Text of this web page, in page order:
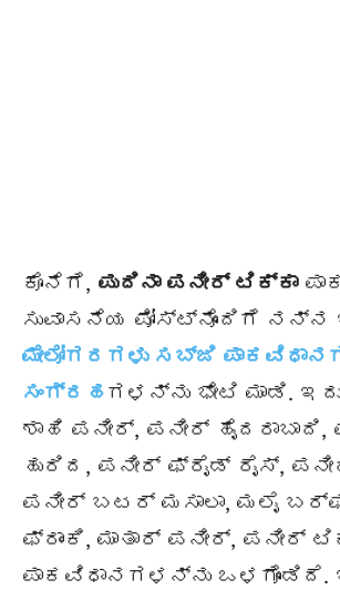
ಕೊನೆಗೆ, ಪುದಿನಾ ಪನೀರ್ ಟಿಕ್ಕಾ
ಸುವಾಸನೆಯ ಪೋಸ್ಟ್‌ನೊಂದಿಗೆ
ಮೇಲೋಗರಗಳು ಸಬ್ಜಿ
ಸಂಗ್ರಹಗಳನ್ನು ಭೇಟಿ ಮಾಡಿ.
ಶಾಹಿ ಪನೀರ್, ಪನೀರ್
ಹುರಿದ, ಪನೀರ್ ಫ್ರೈಡ್ ರೈಸ್,
ಪನೀರ್ ಬಟರ್ ಮಸಾಲಾ, ಮಲೈ
ಫ್ರಾಂಕಿ, ಮಾತಾರ್ ಪನೀರ್, ಪನೀರ್
ಪಾಕವಿಧಾನಗಳನ್ನು